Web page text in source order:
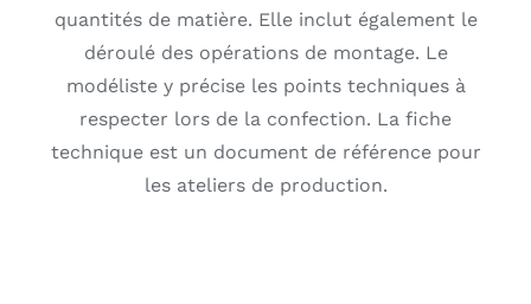
quantités de matière. Elle inclut également le
déroulé des opérations de montage. Le
modéliste y précise les points techniques à
respecter lors de la confection. La fiche
technique est un document de référence pour
les ateliers de production.